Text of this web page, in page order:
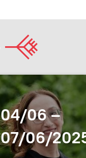
04/06 –
07/06/